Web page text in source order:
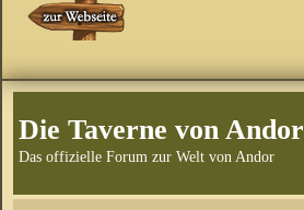
Die Taverne von Andor
Das offizielle Forum zur Welt von Andor